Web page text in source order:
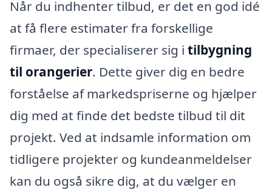
Når du indhenter tilbud, er det en god idé
at få flere estimater fra forskellige
firmaer, der specialiserer sig i tilbygning
til orangerier. Dette giver dig en bedre
forståelse af markedspriserne og hjælper
dig med at finde det bedste tilbud til dit
projekt. Ved at indsamle information om
tidligere projekter og kundeanmeldelser
kan du også sikre dig, at du vælger en